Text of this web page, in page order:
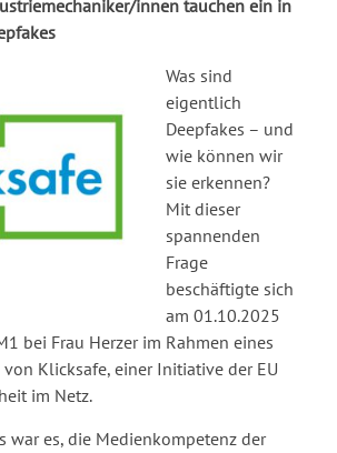
innen tauchen ein in
Was sind
eigentlich
Deepfakes – und
wie können wir
sie erkennen?
Mit dieser
spannenden
Frage
beschäftigte sich
am 01.10.2025
bei Frau Herzer im Rahmen eines
Klicksafe, einer Initiative der EU
im Netz.
war es, die Medienkompetenz der